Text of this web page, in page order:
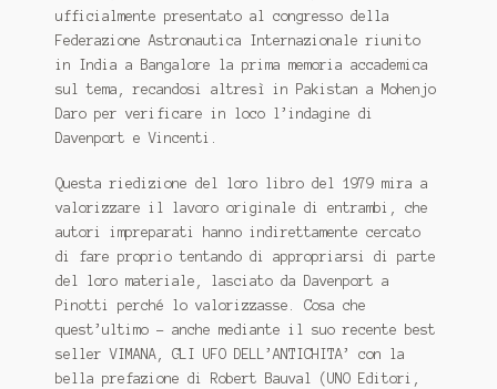
ufficialmente presentato al congresso della
Federazione Astronautica Internazionale riunito
in India a Bangalore la prima memoria accademica
sul tema, recandosi altresì in Pakistan a Mohenjo
Daro per verificare in loco l’indagine di
Davenport e Vincenti.
Questa riedizione del loro libro del 1979 mira a
valorizzare il lavoro originale di entrambi, che
autori impreparati hanno indirettamente cercato
di fare proprio tentando di appropriarsi di parte
del loro materiale, lasciato da Davenport a
Pinotti perché lo valorizzasse. Cosa che
quest’ultimo – anche mediante il suo recente best
seller VIMANA, GLI UFO DELL’ANTICHITA’ con la
bella prefazione di Robert Bauval (UNO Editori,